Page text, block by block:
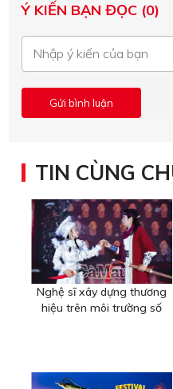
Ý KIẾN BẠN ĐỌC (0)
TIN CÙNG
Nghệ sĩ xây dựng thương
hiệu trên môi trường số